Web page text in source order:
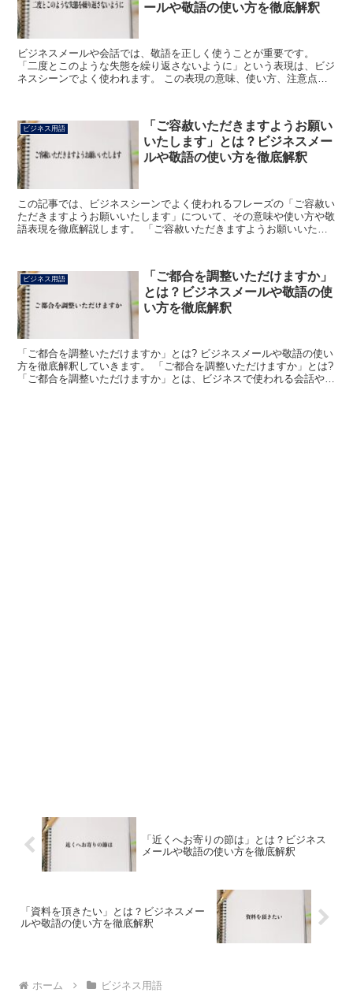
ールや敬語の使い方を徹底解釈
ビジネスメールや会話では、敬語を正しく使うことが重要です。
「二度とこのような失態を繰り返さないように」という表現は、ビジ
ネスシーンでよく使われます。 この表現の意味、使い方、注意点、
ビジネス用語
「ご容赦いただきますようお願い
いたします」とは？ビジネスメー
ルや敬語の使い方を徹底解釈
この記事では、ビジネスシーンでよく使われるフレーズの「ご容赦い
ただきますようお願いいたします」について、その意味や使い方や敬
語表現を徹底解説します。 「ご容赦いただきますようお願いいたし
ビジネス用語
「ご都合を調整いただけますか」
とは？ビジネスメールや敬語の使
い方を徹底解釈
「ご都合を調整いただけますか」とは? ビジネスメールや敬語の使い
方を徹底解釈していきます。 「ご都合を調整いただけますか」とは?
「ご都合を調整いただけますか」とは、ビジネスで使われる会話やメ
「近くへお寄りの節は」とは？ビジネス
メールや敬語の使い方を徹底解釈
「資料を頂きたい」とは？ビジネスメー
ルや敬語の使い方を徹底解釈
ホーム ビジネス用語